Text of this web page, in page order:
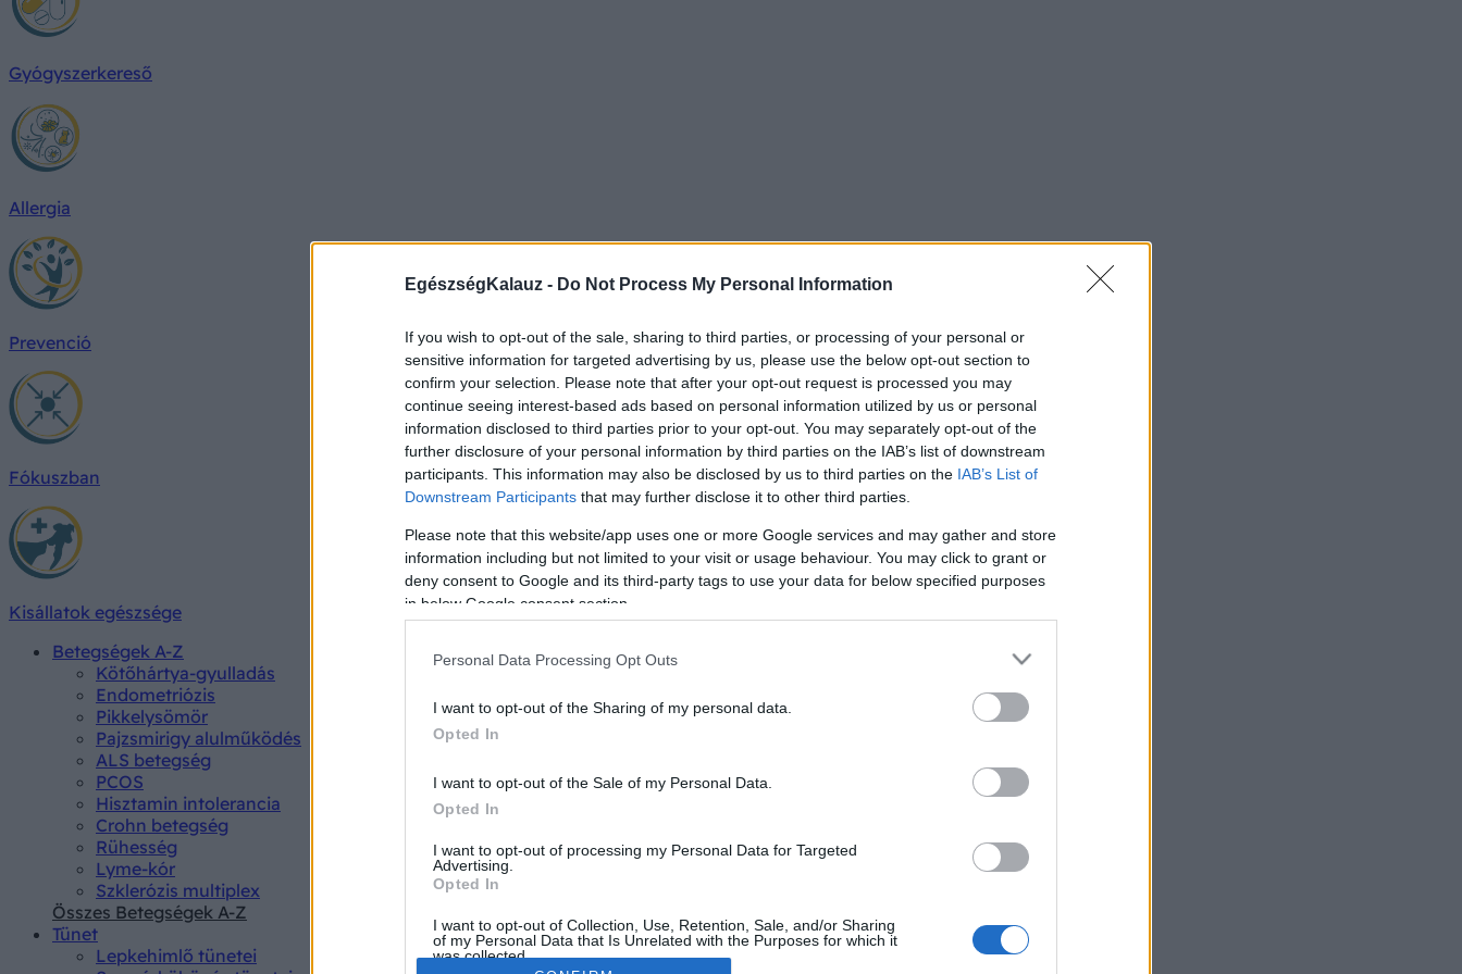
EgészségKalauz - Do Not Process My Personal Information
If you wish to opt-out of the sale, sharing to third parties, or processing of your personal or
sensitive information for targeted advertising by us, please use the below opt-out section to
confirm your selection. Please note that after your opt-out request is processed you may
continue seeing interest-based ads based on personal information utilized by us or personal
information disclosed to third parties prior to your opt-out. You may separately opt-out of the
further disclosure of your personal information by third parties on the IAB’s list of downstream
participants. This information may also be disclosed by us to third parties on the IAB’s List of
Downstream Participants that may further disclose it to other third parties.
Please note that this website/app uses one or more Google services and may gather and store
information including but not limited to your visit or usage behaviour. You may click to grant or
deny consent to Google and its third-party tags to use your data for below specified purposes
in below Google consent section.
Personal Data Processing Opt Outs
I want to opt-out of the Sharing of my personal data.
Opted In
I want to opt-out of the Sale of my Personal Data.
Opted In
I want to opt-out of processing my Personal Data for Targeted
Advertising.
Opted In
I want to opt-out of Collection, Use, Retention, Sale, and/or Sharing
of my Personal Data that Is Unrelated with the Purposes for which it
was collected.
Gyógyszerkereső
Allergia
Prevenció
Fókuszban
Kisállatok egészsége
Betegségek A-Z
Kötőhártya-gyulladás
Endometriózis
Pikkelysömör
Pajzsmirigy alulműködés
ALS betegség
PCOS
Hisztamin intolerancia
Crohn betegség
Rühesség
Lyme-kór
Szklerózis multiplex
Összes Betegségek A-Z
Tünet
Lepkehimlő tünetei